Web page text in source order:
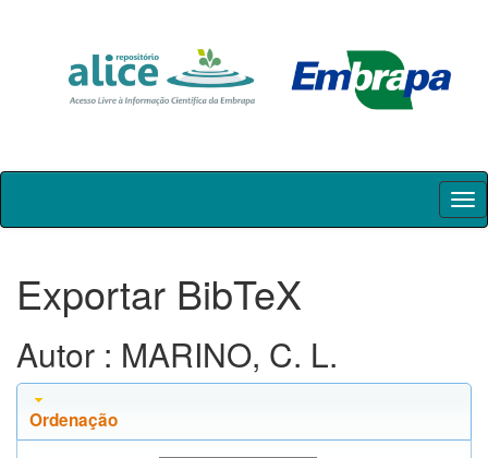
Skip
Exportar BibTeX
Autor : MARINO, C. L.
Ordenação